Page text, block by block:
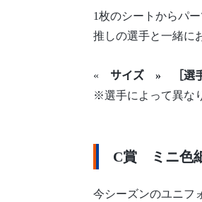
1枚のシートからパ
推しの選手と一緒に
« サイズ » ［選手
※選手によって異な
C賞 ミニ色
今シーズンのユニフ